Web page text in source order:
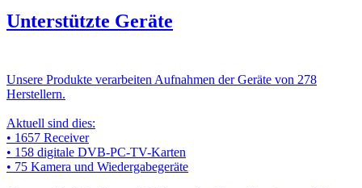
Unterstützte Geräte
Unsere Produkte verarbeiten Aufnahmen der Geräte von 278
Herstellern.
Aktuell sind dies:
• 1657 Receiver
• 158 digitale DVB-PC-TV-Karten
• 75 Kamera und Wiedergabegeräte